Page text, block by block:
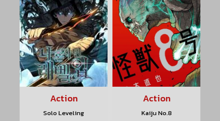
Action
Solo Leveling
Action
Kaiju No.8